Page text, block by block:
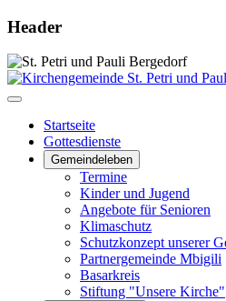
Header
Startseite
Gottesdienste
Gemeindeleben
Termine
Kinder und Jugend
Angebote für Senioren
Klimaschutz
Schutzkonzept unserer
Partnergemeinde Mbigili
Basarkreis
Stiftung "Unsere Kirche"